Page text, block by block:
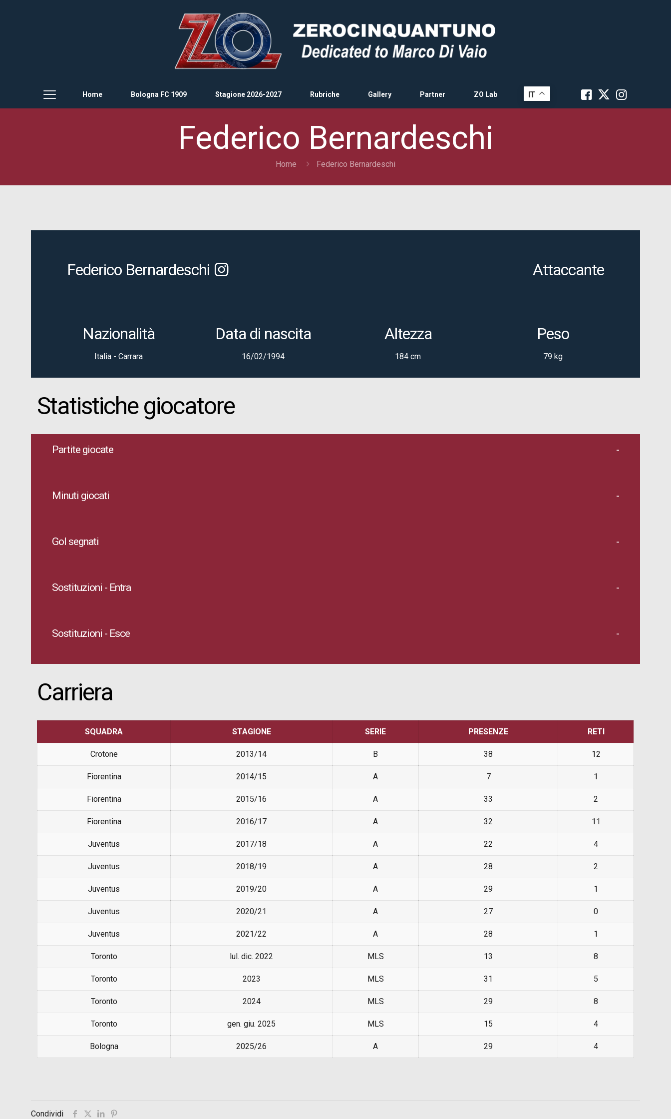
Home Bologna FC 1909 Stagione 2026-2027 Rubriche Gallery Partner ZO Lab IT
Federico Bernardeschi
Home Federico Bernardeschi
Federico Bernardeschi Attaccante
Nazionalità
Italia - Carrara
Data di nascita
16/02/1994
Altezza
184 cm
Peso
79 kg
Statistiche giocatore
Partite giocate -
Minuti giocati -
Gol segnati -
Sostituzioni - Entra -
Sostituzioni - Esce -
Carriera
SQUADRA STAGIONE SERIE PRESENZE RETI
Crotone 2013/14 B 38 12
Fiorentina 2014/15 A 7 1
Fiorentina 2015/16 A 33 2
Fiorentina 2016/17 A 32 11
Juventus 2017/18 A 22 4
Juventus 2018/19 A 28 2
Juventus 2019/20 A 29 1
Juventus 2020/21 A 27 0
Juventus 2021/22 A 28 1
Toronto lul. dic. 2022 MLS 13 8
Toronto 2023 MLS 31 5
Toronto 2024 MLS 29 8
Toronto gen. giu. 2025 MLS 15 4
Bologna 2025/26 A 29 4
Condividi